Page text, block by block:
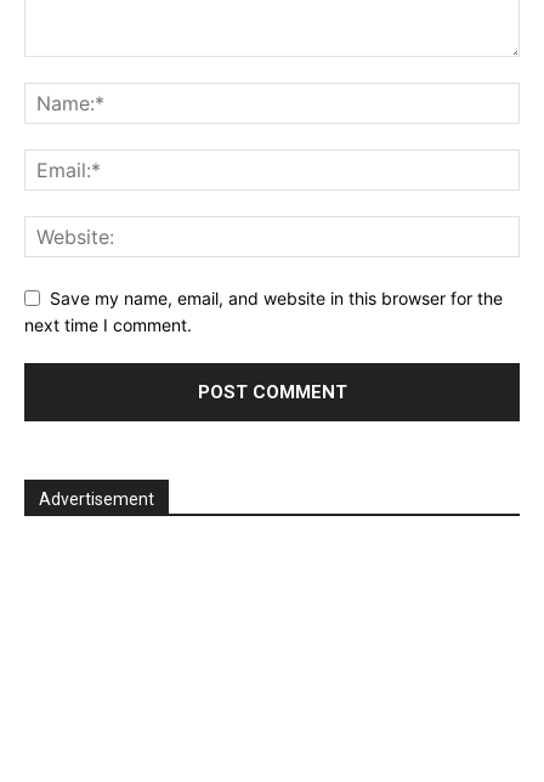
Save my name, email, and website in this browser for the
next time I comment.
Advertisement